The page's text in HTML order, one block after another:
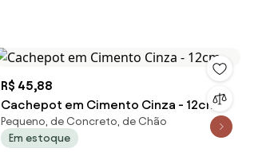
R$ 45,88
Cachepot em Cimento Cinza - 12cm
Pequeno, de Concreto, de Chão
Em estoque